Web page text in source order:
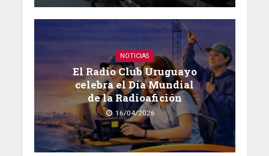
NOTICIAS
El Radio Club Uruguayo
celebra el Día Mundial
de la Radioafición
16/04/2026